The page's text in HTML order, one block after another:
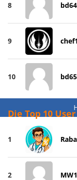
8
9
10
Die Top 10
1
2